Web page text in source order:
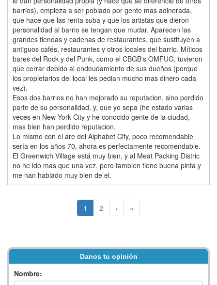
barrios), empieza a ser poblado por gente mas adinerada,
que hace que las renta suba y que los artistas que dieron
personalidad al barrio se tengan que mudar. Aparecen las
grandes tiendas y cadenas de restaurantes, que sustituyen a
antiguos cafés, restaurantes y otros locales del barrio. Míticos
bares del Rock y del Punk, como el CBGB's OMFUG, tuvieron
que cerrar debido al endeudamiento de sus dueños (porque
los propietarios del local les pedian mucho mas dinero cada
vez).
Esos dos barrios no han mejorado su reputacion, sino perdido
parte de su personalidad, y, que yo sepa (he estado varias
veces en New York City y he conocido gente de la ciudad,
mas bien han perdido reputacion.
Lo mismo con el are del Alphabet City, poco recomendable
sería en los años 70, ahora es perfectamente recomendable.
El Greenwich Village está muy bien, y al Meat Packing Distric
no he ido mas que una vez, pero tambien tiene buena pinta y
me han hablado muy bien de el.
1 2 › »
Danos tu opinión
Nombre: